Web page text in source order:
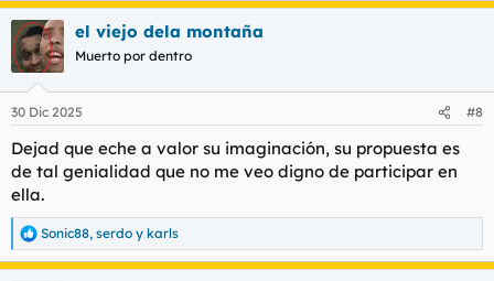
el viejo dela montaña
Muerto por dentro
30 Dic 2025 #8
Dejad que eche a valor su imaginación, su propuesta es
de tal genialidad que no me veo digno de participar en
ella.
R
e
Sonic88, serdo y karls